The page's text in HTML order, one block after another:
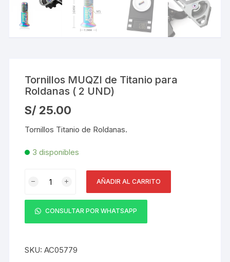
Tornillos MUQZI de Titanio para
Roldanas ( 2 UND)
S/ 25.00
Tornillos Titanio de Roldanas.
3 disponibles
de
Titanio
para
(
AÑADIR AL CARRITO
CONSULTAR POR WHATSAPP
SKU:AC05779